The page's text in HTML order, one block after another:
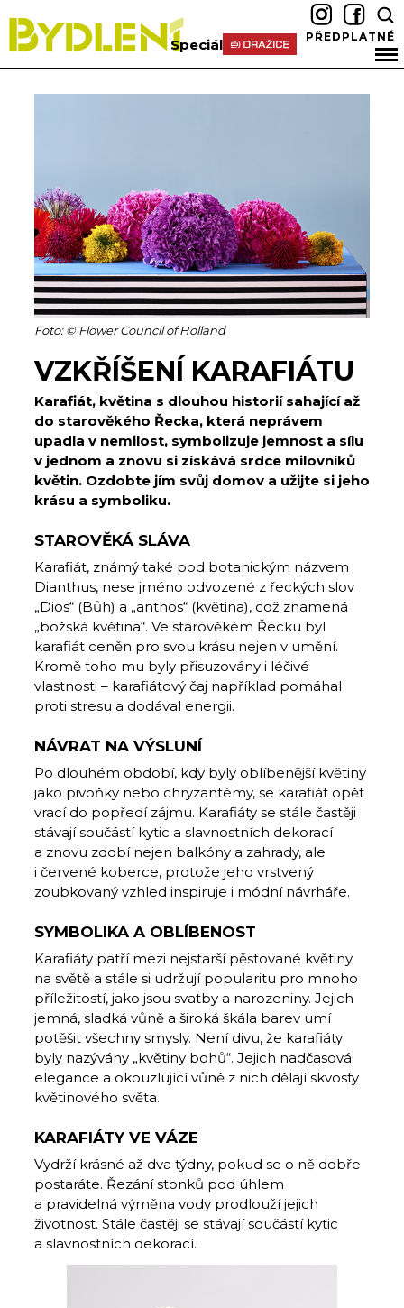
Speciál PŘEDPLATNÉ
Foto: © Flower Council of Holland
VZKŘÍŠENÍ KARAFIÁTU
Karafiát, květina s dlouhou historií sahající až
do starověkého Řecka, která neprávem
upadla v nemilost, symbolizuje jemnost a sílu
v jednom a znovu si získává srdce milovníků
květin. Ozdobte jím svůj domov a užijte si jeho
krásu a symboliku.
STAROVĚKÁ SLÁVA
Karafiát, známý také pod botanickým názvem
Dianthus, nese jméno odvozené z řeckých slov
„Dios“ (Bůh) a „anthos“ (květina), což znamená
„božská květina“. Ve starověkém Řecku byl
karafiát ceněn pro svou krásu nejen v umění.
Kromě toho mu byly přisuzovány i léčivé
vlastnosti – karafiátový čaj například pomáhal
proti stresu a dodával energii.
NÁVRAT NA VÝSLUNÍ
Po dlouhém období, kdy byly oblíbenější květiny
jako pivoňky nebo chryzantémy, se karafiát opět
vrací do popředí zájmu. Karafiáty se stále častěji
stávají součástí kytic a slavnostních dekorací
a znovu zdobí nejen balkóny a zahrady, ale
i červené koberce, protože jeho vrstvený
zoubkovaný vzhled inspiruje i módní návrháře.
SYMBOLIKA A OBLÍBENOST
Karafiáty patří mezi nejstarší pěstované květiny
na světě a stále si udržují popularitu pro mnoho
příležitostí, jako jsou svatby a narozeniny. Jejich
jemná, sladká vůně a široká škála barev umí
potěšit všechny smysly. Není divu, že karafiáty
byly nazývány „květiny bohů“. Jejich nadčasová
elegance a okouzlující vůně z nich dělají skvosty
květinového světa.
KARAFIÁTY VE VÁZE
Vydrží krásné až dva týdny, pokud se o ně dobře
postaráte. Řezání stonků pod úhlem
a pravidelná výměna vody prodlouží jejich
životnost. Stále častěji se stávají součástí kytic
a slavnostních dekorací.